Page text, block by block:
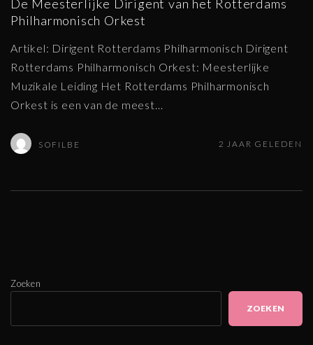
De Meesterlijke Dirigent van het Rotterdams
Philharmonisch Orkest
Artikel: Dirigent Rotterdams Philharmonisch Dirigent
Rotterdams Philharmonisch Orkest: Meesterlijke
Muzikale Leiding Het Rotterdams Philharmonisch
Orkest is een van de meest
SOFILBE 2 JAAR GELEDEN
Zoeken
ZOEKEN